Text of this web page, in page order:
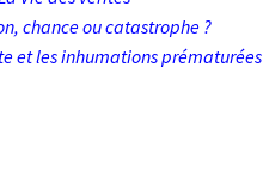
chance ou catastrophe ?
et les inhumations prématurées